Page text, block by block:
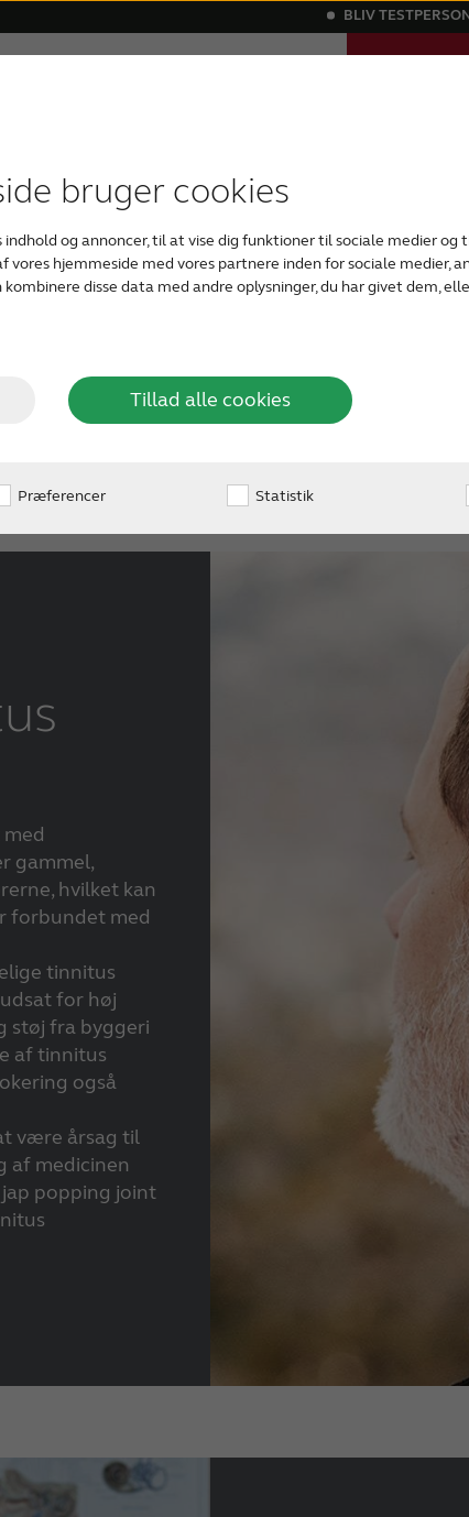
bruger cookies
og annoncer, til at vise dig funktioner til sociale medier og
vores hjemmeside med vores partnere inden for sociale medier,
disse data med andre oplysninger, du har givet dem,
Tillad alle cookies
Præferencer Statistik
BLIV
Tinnitus er en
blandt andet blevet
klikkende eller
det kan komme og
et symptom, ikke en
foruroligende.
gammel,
hvilket kan
forbundet med
tinnitus
for høj
støj fra byggeri
af tinnitus
også
være årsag til
af medicinen
popping joint